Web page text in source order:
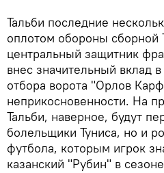
Тальби последние
оплотом обороны сборной
центральный защитник
внес значительный вклад
отбора ворота "Орлов
неприкосновенности. На
Тальби, наверное, будут
болельщики Туниса, но и
футбола, которым игрок
казанский "Рубин" в